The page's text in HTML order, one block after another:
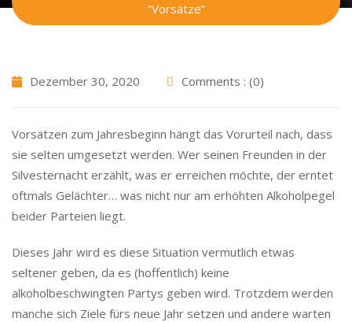
“Vorsätze”
Dezember 30, 2020 Comments : (0)
Vorsätzen zum Jahresbeginn hängt das Vorurteil nach, dass
sie selten umgesetzt werden. Wer seinen Freunden in der
Silvesternacht erzählt, was er erreichen möchte, der erntet
oftmals Gelächter… was nicht nur am erhöhten Alkoholpegel
beider Parteien liegt.
Dieses Jahr wird es diese Situation vermutlich etwas
seltener geben, da es (hoffentlich) keine
alkoholbeschwingten Partys geben wird. Trotzdem werden
manche sich Ziele fürs neue Jahr setzen und andere warten